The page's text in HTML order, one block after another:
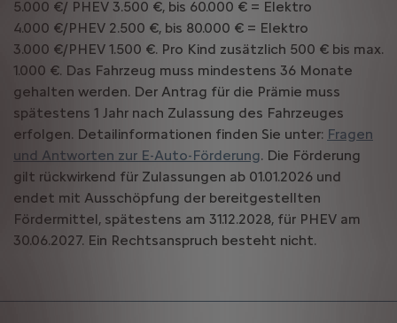
5.000 €/ PHEV 3.500 €, bis 60.000 € = Elektro
4.000 €/PHEV 2.500 €, bis 80.000 € = Elektro
3.000 €/PHEV 1.500 €. Pro Kind zusätzlich 500 € bis max.
1.000 €. Das Fahrzeug muss mindestens 36 Monate
gehalten werden. Der Antrag für die Prämie muss
spätestens 1 Jahr nach Zulassung des Fahrzeuges
erfolgen. Detailinformationen finden Sie unter: Fragen
und Antworten zur E-Auto-Förderung. Die Förderung
gilt rückwirkend für Zulassungen ab 01.01.2026 und
endet mit Ausschöpfung der bereitgestellten
Fördermittel, spätestens am 31.12.2028, für PHEV am
30.06.2027. Ein Rechtsanspruch besteht nicht.